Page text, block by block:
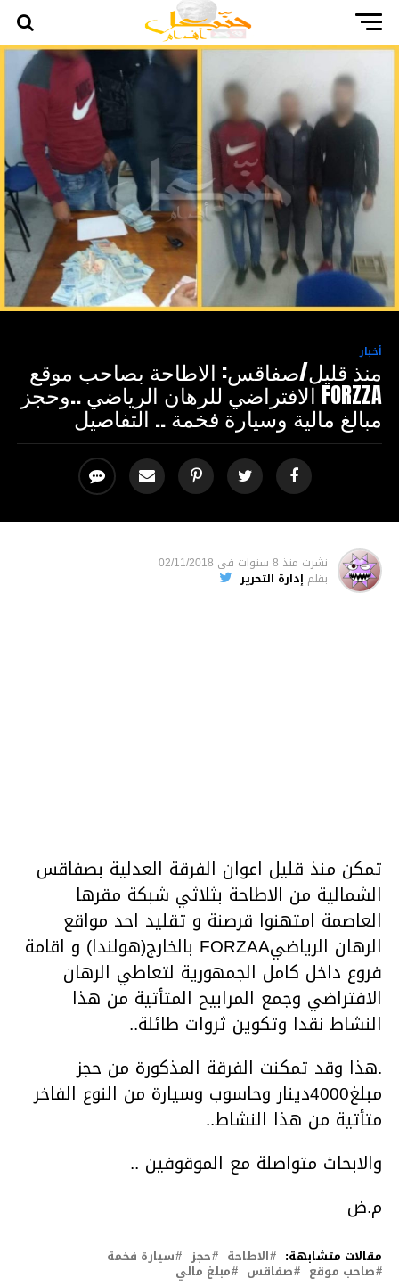
أخبار
منذ قليل/صفاقس: الاطاحة بصاحب موقع
FORZZA الافتراضي للرهان الرياضي ..وحجز
مبالغ مالية وسيارة فخمة .. التفاصيل
نشرت منذ 8 سنوات فى 02/11/2018
بقلم إدارة التحرير
تمكن منذ قليل اعوان الفرقة العدلية بصفاقس
الشمالية من الاطاحة بثلاثي شبكة مقرها
العاصمة امتهنوا قرصنة و تقليد احد مواقع
الرهان الرياضيFORZAA بالخارج(هولندا) و اقامة
فروع داخل كامل الجمهورية لتعاطي الرهان
الافتراضي وجمع المرابيح المتأتية من هذا
النشاط نقدا وتكوين ثروات طائلة..
.هذا وقد تمكنت الفرقة المذكورة من حجز
مبلغ4000دينار وحاسوب وسيارة من النوع الفاخر
متأتية من هذا النشاط..
والابحاث متواصلة مع الموقوفين ..
م.ض
مقالات متشابهة: الاطاحة حجز سيارة فخمة
صاحب موقع صفاقس مبلغ مالي